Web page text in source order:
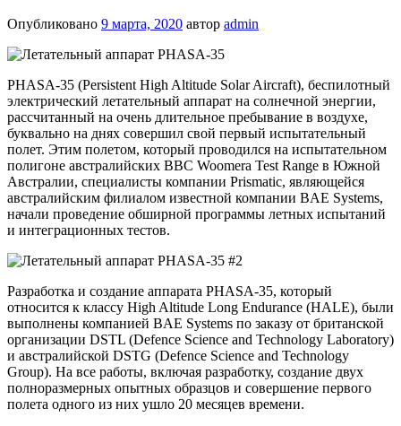
Опубликовано 9 марта, 2020 автор admin
PHASA-35 (Persistent High Altitude Solar Aircraft), беспилотный
электрический летательный аппарат на солнечной энергии,
рассчитанный на очень длительное пребывание в воздухе,
буквально на днях совершил свой первый испытательный
полет. Этим полетом, который проводился на испытательном
полигоне австралийских ВВС Woomera Test Range в Южной
Австралии, специалисты компании Prismatic, являющейся
австралийским филиалом известной компании BAE Systems,
начали проведение обширной программы летных испытаний
и интеграционных тестов.
Разработка и создание аппарата PHASA-35, который
относится к классу High Altitude Long Endurance (HALE), были
выполнены компанией BAE Systems по заказу от британской
организации DSTL (Defence Science and Technology Laboratory)
и австралийской DSTG (Defence Science and Technology
Group). На все работы, включая разработку, создание двух
полноразмерных опытных образцов и совершение первого
полета одного из них ушло 20 месяцев времени.